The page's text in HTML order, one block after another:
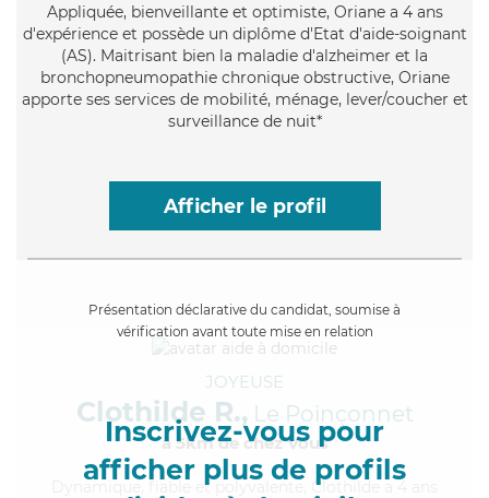
Appliquée, bienveillante et optimiste, Oriane a 4 ans
d'expérience et possède un diplôme d'Etat d'aide-soignant
(AS). Maitrisant bien la maladie d'alzheimer et la
bronchopneumopathie chronique obstructive, Oriane
apporte ses services de mobilité, ménage, lever/coucher et
surveillance de nuit*
Afficher le profil
Présentation déclarative du candidat, soumise à
vérification avant toute mise en relation
Inscrivez-vous pour
afficher plus de profils
JOYEUSE
Clothilde R., Le Poinçonnet
à 5km de chez Vous
, fiable et polyvalente, Clothilde a 4 ans